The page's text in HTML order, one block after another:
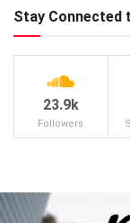
Stay Connected
23.9k
Followers